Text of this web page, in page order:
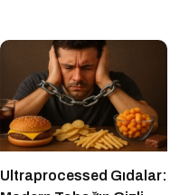
Ultraprocessed Gıdalar: